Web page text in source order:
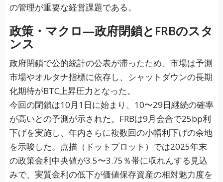
の管理が重要な経営課題である。
政策・マクロ—政府閉鎖とFRBのスタ
ンス
政府閉鎖で公的統計の公表が滞ったため、市場は予測
市場やオルタナ指標に依存し、シャットダウンの長期
化期待がBTC上昇圧力となった。
今回の閉鎖は10月1日に始まり、10〜29日継続の確率
が高いとの予測が示された。FRBは9月会合で25bp利
下げを実施し、年内さらに複数回の小幅利下げの余地
を示唆した。点描（ドットプロット）では2025年末
の政策金利中央値が3.5〜3.75％帯に収れんする見込
みで、実質金利の低下が価値保存資産の相対魅力度を